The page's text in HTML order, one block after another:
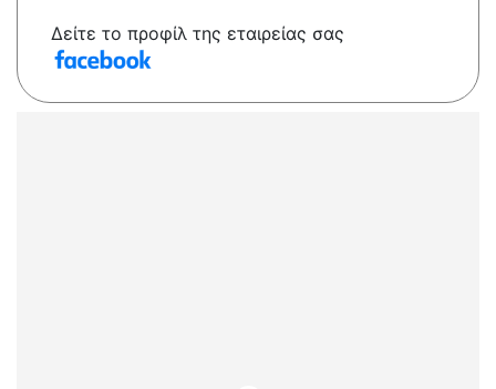
Δείτε το προφίλ της εταιρείας σας